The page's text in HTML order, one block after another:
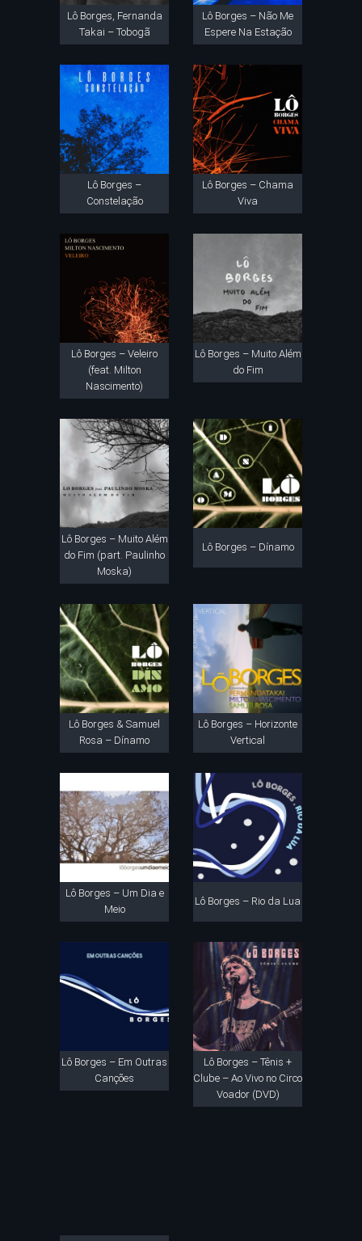
Lô Borges, Fernanda
Takai – Tobogã
Lô Borges – Não Me
Espere Na Estação
Lô Borges –
Constelação
Lô Borges – Chama
Viva
Lô Borges – Veleiro
(feat. Milton
Nascimento)
Lô Borges – Muito Além
do Fim
Lô Borges – Muito Além
do Fim (part. Paulinho
Moska)
Lô Borges – Dínamo
Lô Borges & Samuel
Rosa – Dínamo
Lô Borges – Horizonte
Vertical
Lô Borges – Um Dia e
Meio
Lô Borges – Rio da Lua
Lô Borges – Em Outras
Canções
Lô Borges – Tênis +
Clube – Ao Vivo no Circo
Voador (DVD)